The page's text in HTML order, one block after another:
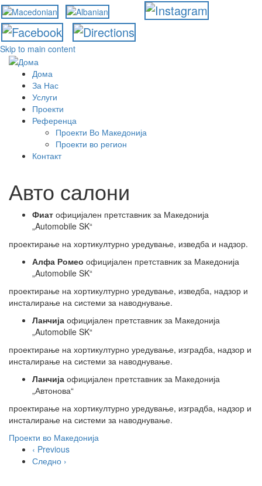
Skip to main content
Дома
За Нас
Услуги
Проекти
Референца
Проекти Во Македонија
Проекти во регион
Контакт
Авто салони
Фиат официјален претставник за Македонија
„Automobile SK“
проектирање на хортикултурно уредување, изведба и надзор.
Алфа Ромео официјален претставник за Македонија
„Automobile SK“
проектирање на хортикултурно уредување, изведба, надзор и
инсталирање на системи за наводнување.
Ланчија официјален претставник за Македонија
„Automobile SK“
проектирање на хортикултурно уредување, изградба, надзор и
инсталирање на системи за наводнување.
Ланчија официјален претставник за Македонија
„Автонова“
проектирање на хортикултурно уредување, изградба, надзор и
инсталирање на системи за наводнување.
Проекти во Македонија
‹ Previous
Следно ›